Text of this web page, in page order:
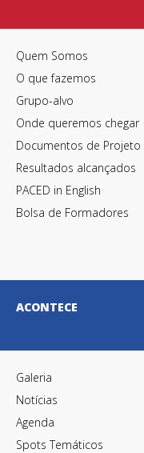
Quem Somos
O que fazemos
Grupo-alvo
Onde queremos chegar
Documentos de Projeto
Resultados alcançados
PACED in English
Bolsa de Formadores
ACONTECE
Galeria
Notícias
Agenda
Spots Temáticos